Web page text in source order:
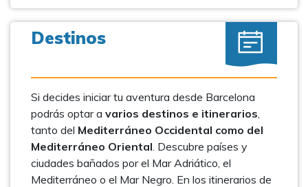
Destinos
Si decides iniciar tu aventura desde Barcelona
podrás optar a varios destinos e itinerarios,
tanto del Mediterráneo Occidental como del
Mediterráneo Oriental. Descubre países y
ciudades bañados por el Mar Adriático, el
Mediterráneo o el Mar Negro. En los itinerarios de